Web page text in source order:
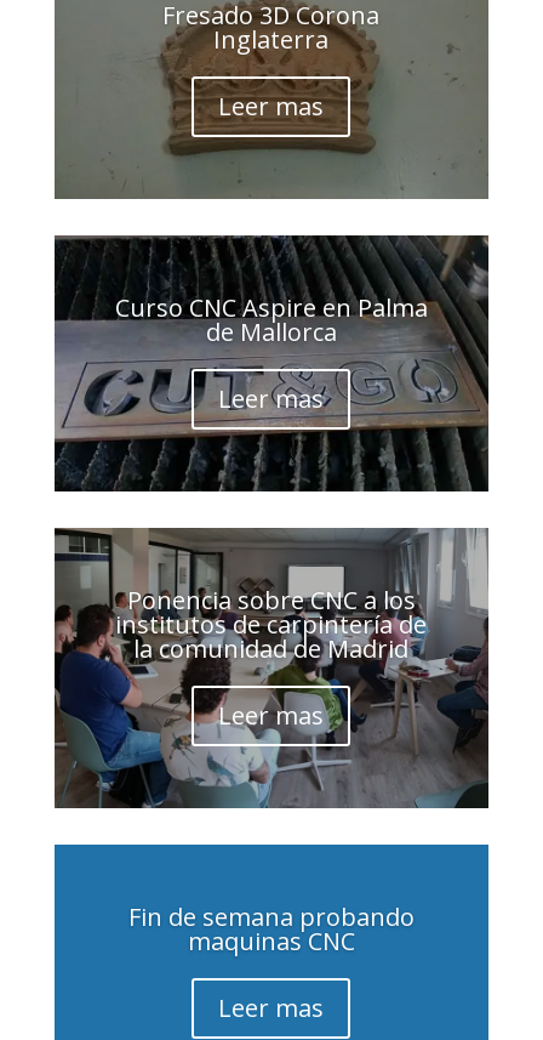
Fresado 3D Corona
Inglaterra
Leer mas
Curso CNC Aspire en Palma
de Mallorca
Leer mas
Ponencia sobre CNC a los
institutos de carpintería de
la comunidad de Madrid
Leer mas
Fin de semana probando
maquinas CNC
Leer mas